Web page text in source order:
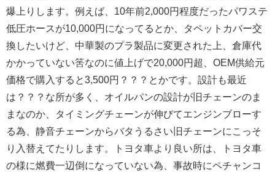
爆上りします。例えば、10年前2,000円程度だったパワステ
低圧ホースが10,000円になってるとか、タペットカバー交
換したいけど、中華製のプラ製品に変更された上、倉庫代
かかっていない筈なのに値上げで20,000円超、OEM供給元
価格で購入すると3,500円？？？とかです。設計も最近
は？？？な所が多く、オイルパンの設計が旧チェーンのま
まなのか、タイミングチェーンが伸びてエンジンブローす
る為、静音チェーンからバタうるさい旧チェーンにこっそ
り入替えてたりします。トヨタ車より良い所は、トヨタ車
の様に燃費一辺倒になっていない為、事故時にペチャンコ